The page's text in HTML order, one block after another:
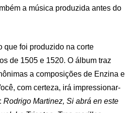
a música produzida antes do
que foi produzido na corte
de 1505 e 1520. O álbum traz
a composições de Enzina e
com certeza, irá impressionar-
Rodrigo Martinez, Si abrá en este